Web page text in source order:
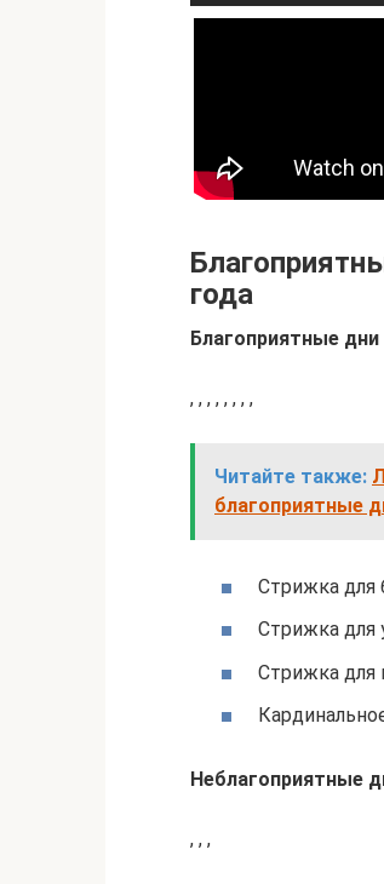
года
Благоприятные
, , , , , , , ,
Читайте также:
благоприятные
Стрижка для
Стрижка для
Стрижка для
Неблагоприятные
, , ,